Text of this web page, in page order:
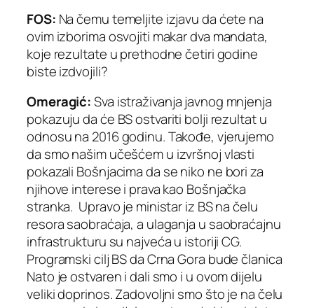
FOS: Na čemu temeljite izjavu da ćete na
ovim izborima osvojiti makar dva mandata,
koje rezultate u prethodne četiri godine
biste izdvojili?
Omeragić:Sva istraživanja javnog mnjenja
pokazuju da će BS ostvariti bolji rezultat u
odnosu na 2016 godinu. Takođe, vjerujemo
da smo našim učešćem u izvršnoj vlasti
pokazali Bošnjacima da se niko ne bori za
njihove interese i prava kao Bošnjačka
stranka. Upravo je ministar iz BS na čelu
resora saobraćaja, a ulaganja u saobraćajnu
infrastrukturu su najveća u istoriji CG.
Programski cilj BS da Crna Gora bude članica
Nato je ostvaren i dali smo i u ovom dijelu
veliki doprinos. Zadovoljni smo što je na čelu